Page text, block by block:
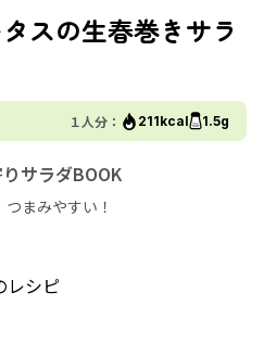
スの生春巻きサラ
１人分： 211kcal 1.5g
サラダBOOK
まみやすい！
レシピ